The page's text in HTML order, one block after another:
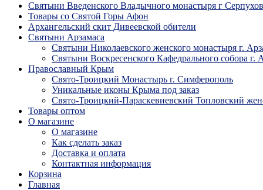
Святыни Введенского Владычного монастыря г Серпухов
Товары со Святой Горы Афон
Архангельский скит Дивеевской обители
Святыни Арзамаса
Святыни Николаевского женского монастыря г.
Святыни Воскресенского Кафедрального собора г.
Православный Крым
Свято-Троицкий Монастырь г. Симферополь
Уникальные иконы Крыма под заказ
Свято-Троицкий-Параскевиевский Топловский
Товары оптом
О магазине
О магазине
Как сделать заказ
Доставка и оплата
Контактная информация
Корзина
Главная